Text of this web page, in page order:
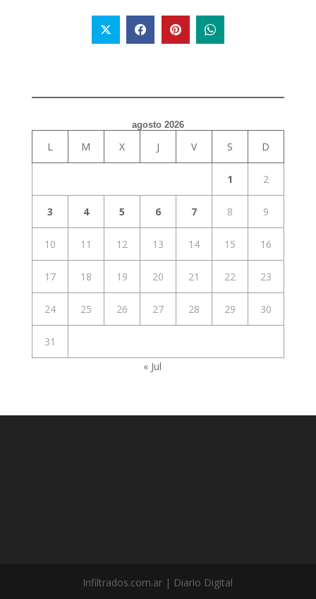
agosto 2026
L M X J V S D
1 2
3 4 5 6 7 8 9
10 11 12 13 14 15 16
17 18 19 20 21 22 23
24 25 26 27 28 29 30
31
« Jul
Infiltrados.com.ar | Diario Digital